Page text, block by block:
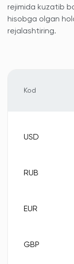
rejimida kuzatib
hisobga olgan
rejalashtiring.
Kod
USD
RUB
EUR
GBP